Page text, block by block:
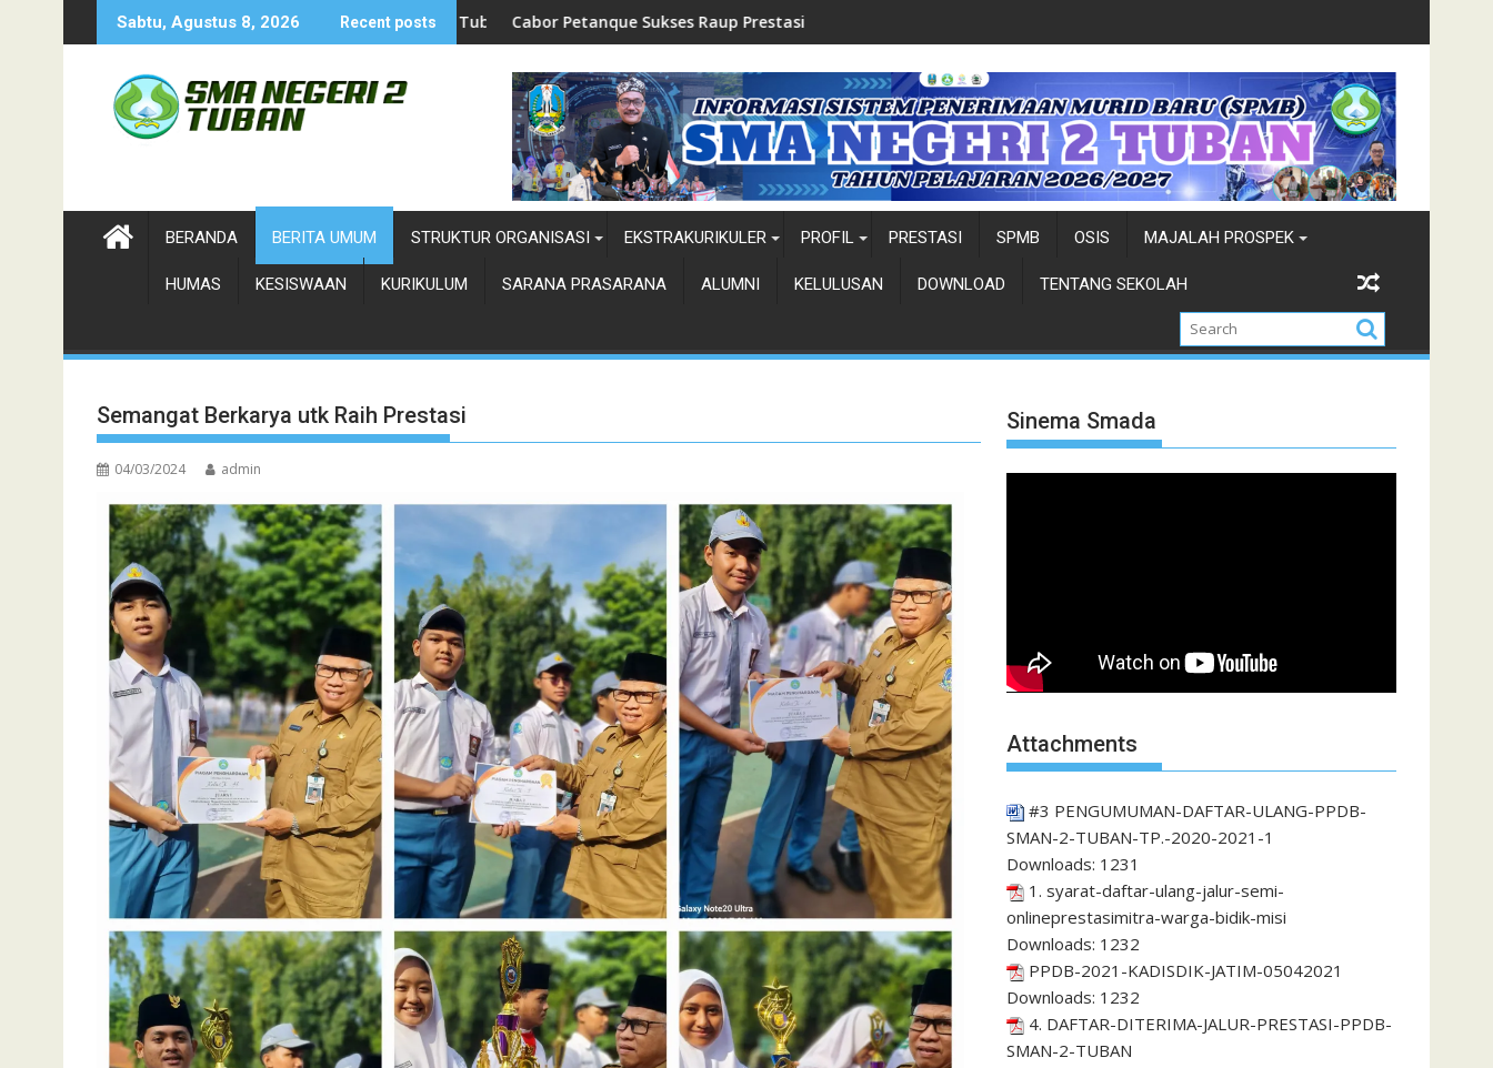
to
Sabtu, Agustus 8, 2026 Recent posts
Cabor Petanque Sukses Raup Prestasi Top Five-Pemilihan Duta Wisata-Cung Ndhuk Tuban 2026
BERANDA BERITA UMUM STRUKTUR ORGANISASI EKSTRAKURIKULER PROFIL PRESTASI SPMB OSIS MAJALAH PROSPEK
HUMAS KESISWAAN KURIKULUM SARANA PRASARANA ALUMNI KELULUSAN DOWNLOAD TENTANG SEKOLAH
Semangat Berkarya utk Raih Prestasi
04/03/2024 admin
Sinema Smada
Attachments
#3 PENGUMUMAN-DAFTAR-ULANG-PPDB-
SMAN-2-TUBAN-TP.-2020-2021-1
Downloads: 1231
1. syarat-daftar-ulang-jalur-semi-
onlineprestasimitra-warga-bidik-misi
Downloads: 1232
PPDB-2021-KADISDIK-JATIM-05042021
Downloads: 1232
4. DAFTAR-DITERIMA-JALUR-PRESTASI-PPDB-
SMAN-2-TUBAN